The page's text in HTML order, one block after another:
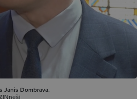
Jānis Dombrava.